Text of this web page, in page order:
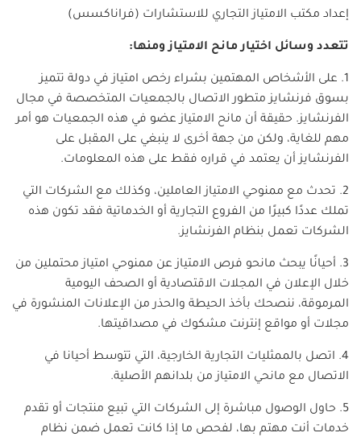
إعداد مكتب الامتياز التجاري للاستشارات (فراناكسس)
تتعدد وسائل اختيار مانح الامتياز ومنها:
1. على الأشخاص المهتمين بشراء رخص امتياز في دولة تتميز
بسوق فرنشايز متطور الاتصال بالجمعيات المتخصصة في مجال
الفرنشايز. حقيقة أن مانح الامتياز عضو في هذه الجمعيات هو أمر
مهم للغاية، ولكن من جهة أخرى لا ينبغي على المقبل على
الفرنشايز أن يعتمد في قراره فقط على هذه المعلومات.
2. تحدث مع ممنوحي الامتياز العاملين، وكذلك مع الشركات التي
تملك عددًا كبيرًا من الفروع التجارية أو الخدماتية فقد تكون هذه
الشركات تعمل بنظام الفرنشايز.
3. أحيانًا يبحث مانحو فرص الامتياز عن ممنوحي امتياز محتملين من
خلال الإعلان في المجلات الاقتصادية أو الصحف اليومية
المرموقة، ننصحك بأخذ الحيطة والحذر من الإعلانات المنشورة في
مجلات أو مواقع إنترنت مشكوك في مصداقيتها.
4. اتصل بالممثليات التجارية الخارجية، التي تتوسط أحيانا في
الاتصال مع مانحي الامتياز من بلدانهم الأصلية.
5. حاول الوصول مباشرة إلى الشركات التي تبيع منتجات أو تقدم
خدمات أنت مهتم بها، لفحص ما إذا كانت تعمل ضمن نظام